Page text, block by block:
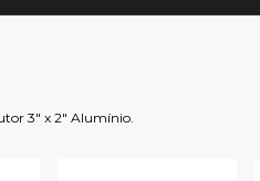
3" x 2" Alumínio.